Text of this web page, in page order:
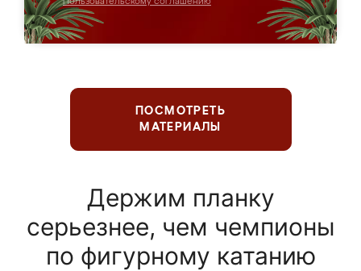
ПОСМОТРЕТЬ
МАТЕРИАЛЫ
Держим планку
серьезнее, чем чемпионы
по фигурному катанию